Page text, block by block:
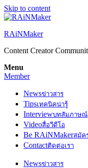
Skip to content
RAiNMaker
Content Creator
Menu
Member
Newsข่าวสาร
Tipsเทคนิคน่ารู้
Interviewบทสัมภาษณ์
Videoสื่อวีดีโอ
Be RAiNMakerสมัค
Contactติดต่อเรา
Newsข่าวสาร